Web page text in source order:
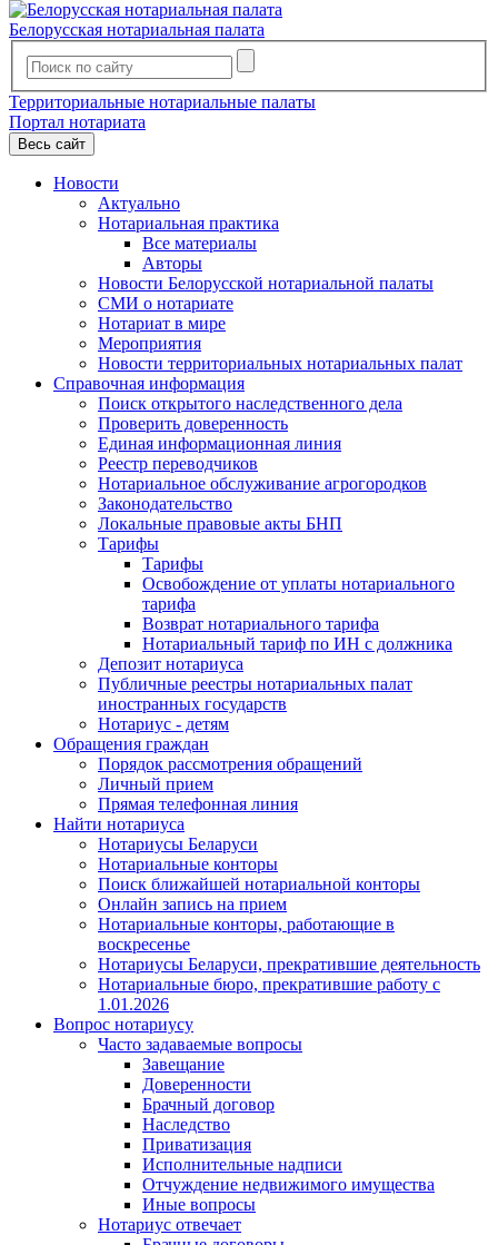
Белорусская нотариальная палата
Территориальные нотариальные палаты
Портал нотариата
Весь сайт
Новости
Актуально
Нотариальная практика
Все материалы
Авторы
Новости Белорусской нотариальной палаты
СМИ о нотариате
Нотариат в мире
Мероприятия
Новости территориальных нотариальных палат
Справочная информация
Поиск открытого наследственного дела
Проверить доверенность
Единая информационная линия
Реестр переводчиков
Нотариальное обслуживание агрогородков
Законодательство
Локальные правовые акты БНП
Тарифы
Тарифы
Освобождение от уплаты нотариального
тарифа
Возврат нотариального тарифа
Нотариальный тариф по ИН с должника
Депозит нотариуса
Публичные реестры нотариальных палат
иностранных государств
Нотариус - детям
Обращения граждан
Порядок рассмотрения обращений
Личный прием
Прямая телефонная линия
Найти нотариуса
Нотариусы Беларуси
Нотариальные конторы
Поиск ближайшей нотариальной конторы
Онлайн запись на прием
Нотариальные конторы, работающие в
воскресенье
Нотариусы Беларуси, прекратившие деятельность
Нотариальные бюро, прекратившие работу с
1.01.2026
Вопрос нотариусу
Часто задаваемые вопросы
Завещание
Доверенности
Брачный договор
Наследство
Приватизация
Исполнительные надписи
Отчуждение недвижимого имущества
Иные вопросы
Нотариус отвечает